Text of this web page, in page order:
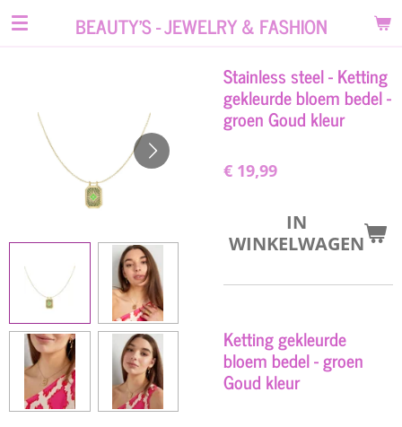
Ga
BEAUTY'S - JEWELRY & FASHION
Stainless steel - Ketting
gekleurde bloem bedel -
groen Goud kleur
€ 19,99
IN
WINKELWAGEN
Ketting gekleurde
bloem bedel - groen
Goud kleur